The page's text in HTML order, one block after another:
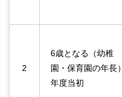
2
6歳となる（幼稚
園・保育園の年長）
年度当初